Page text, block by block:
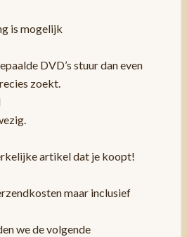
is mogelijk
DVD’s stuur dan even
zoekt.
artikel dat je koopt!
maar inclusief
we de volgende